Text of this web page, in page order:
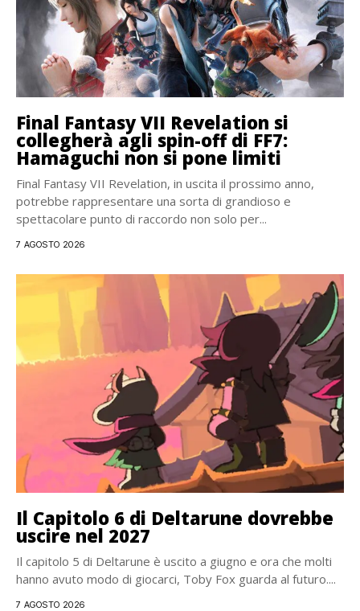
Final Fantasy VII Revelation si
collegherà agli spin-off di FF7:
Hamaguchi non si pone limiti
Final Fantasy VII Revelation, in uscita il prossimo anno,
potrebbe rappresentare una sorta di grandioso e
spettacolare punto di raccordo non solo per...
7 AGOSTO 2026
Il Capitolo 6 di Deltarune dovrebbe
uscire nel 2027
Il capitolo 5 di Deltarune è uscito a giugno e ora che molti
hanno avuto modo di giocarci, Toby Fox guarda al futuro....
7 AGOSTO 2026